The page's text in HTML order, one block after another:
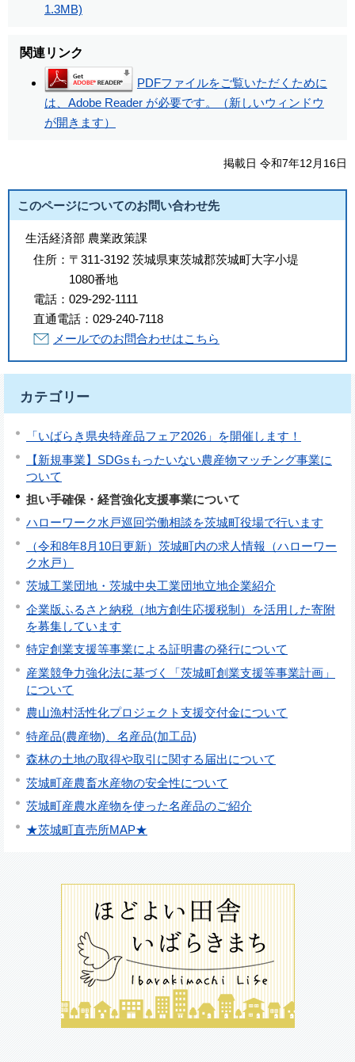
1.3MB)
関連リンク
PDFファイルをご覧いただくために
は、Adobe Reader が必要です。（新しいウィンドウ
が開きます）
掲載日 令和7年12月16日
このページについてのお問い合わせ先
生活経済部 農業政策課
住所： 〒311-3192 茨城県東茨城郡茨城町大字小堤
1080番地
電話： 029-292-1111
直通電話： 029-240-7118
メールでのお問合わせはこちら
カテゴリー
「いばらき県央特産品フェア2026」を開催します！
【新規事業】SDGsもったいない農産物マッチング事業に
ついて
担い手確保・経営強化支援事業について
ハローワーク水戸巡回労働相談を茨城町役場で行います
（令和8年8月10日更新）茨城町内の求人情報（ハローワー
ク水戸）
茨城工業団地・茨城中央工業団地立地企業紹介
企業版ふるさと納税（地方創生応援税制）を活用した寄附
を募集しています
特定創業支援等事業による証明書の発行について
産業競争力強化法に基づく「茨城町創業支援等事業計画」
について
農山漁村活性化プロジェクト支援交付金について
特産品(農産物)、名産品(加工品)
森林の土地の取得や取引に関する届出について
茨城町産農畜水産物の安全性について
茨城町産農水産物を使った名産品のご紹介
★茨城町直売所MAP★